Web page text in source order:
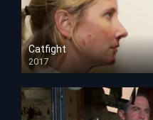
Catfight
2017
HD 720p